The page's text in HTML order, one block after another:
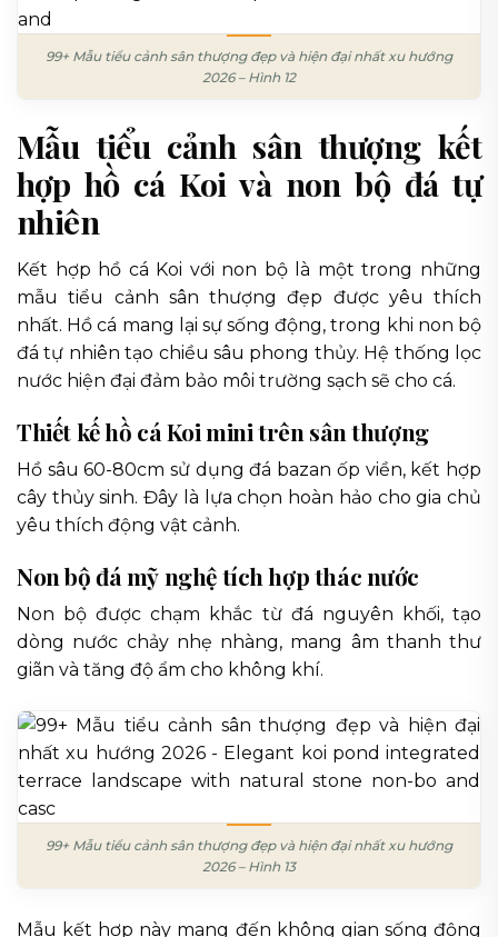
99+ Mẫu tiểu cảnh sân thượng đẹp và hiện đại nhất xu hướng
2026 – Hình 12
Mẫu tiểu cảnh sân thượng kết
hợp hồ cá Koi và non bộ đá tự
nhiên
Kết hợp hồ cá Koi với non bộ là một trong những
mẫu tiểu cảnh sân thượng đẹp được yêu thích
nhất. Hồ cá mang lại sự sống động, trong khi non bộ
đá tự nhiên tạo chiều sâu phong thủy. Hệ thống lọc
nước hiện đại đảm bảo môi trường sạch sẽ cho cá.
Thiết kế hồ cá Koi mini trên sân thượng
Hồ sâu 60-80cm sử dụng đá bazan ốp viền, kết hợp
cây thủy sinh. Đây là lựa chọn hoàn hảo cho gia chủ
yêu thích động vật cảnh.
Non bộ đá mỹ nghệ tích hợp thác nước
Non bộ được chạm khắc từ đá nguyên khối, tạo
dòng nước chảy nhẹ nhàng, mang âm thanh thư
giãn và tăng độ ẩm cho không khí.
99+ Mẫu tiểu cảnh sân thượng đẹp và hiện đại nhất xu hướng
2026 – Hình 13
Mẫu kết hợp này mang đến không gian sống động